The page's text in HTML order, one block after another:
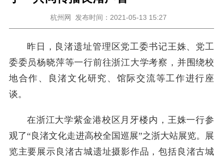
杭州网 发布时间：2021-05-13 15:27
昨日，良渚遗址管理区党工委书记王姝、党工
委委员杨晓萍等一行前往浙江大学考察，并围绕校
地合作、良渚文化研究、馆际交流等工作进行座
谈。
在浙江大学紫金港校区月牙楼内，王姝一行参
观了“良渚文化走进高校全国巡展”之浙大站展览。展
览主要展示良渚古城遗址摄影作品，包括良渚古城